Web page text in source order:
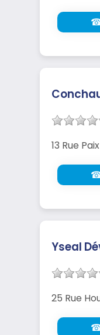
☎
13 Rue
☎
Yseal
25 Rue
☎